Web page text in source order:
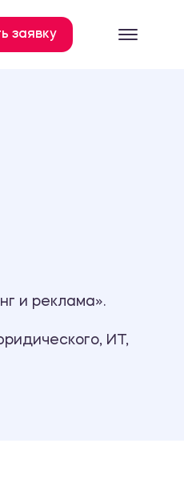
по практике
заявку
и реклама».
ИТ,